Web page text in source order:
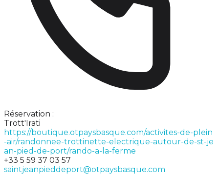
Réservation :
Trott'Irati
https://boutique.otpaysbasque.com/activites-de-plein
-air/randonnee-trottinette-electrique-autour-de-st-je
an-pied-de-port/rando-a-la-ferme
+33 5 59 37 03 57
saintjeanpieddeport@otpaysbasque.com